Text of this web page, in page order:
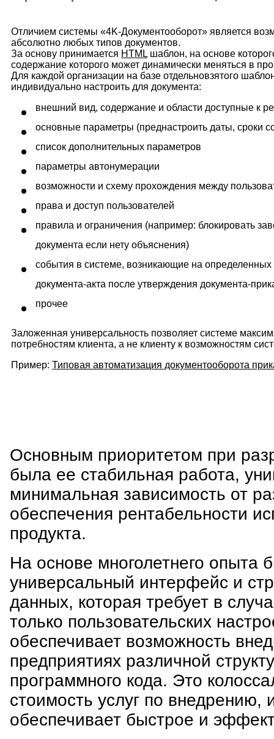
Отличием системы «4K-Документооборот» является
абсолютно любых типов документов.
За основу принимается HTML шаблон, на основе
содержание которого может динамически меняться в
Для каждой организации на базе отдельновзятого
индивидуально настроить для документа:
внешний вид, содержание и области доступные к
основные параметры (преднастроить даты, сроки
список дополнительных параметров
параметры автонумерации
возможности и схему прохождения между
права и доступ пользователей
правила и ограничения (например: блокировать
документа если нету объяснения)
события в системе, возникающие на
документа-акта после утверждения документа-
прочее
Заложенная универсальность позволяет системе
потребностям клиента, а не клиенту к возможностям
Пример: Типовая автоматизация документооборота
Основным приоритетом при
была ее стабильная работа,
минимальная зависимость от
обеспечения рентабельности
продукта.
На основе многолетнего опыта
универсальный интерфейс и
данных, которая требует в
только пользовательских
обеспечивает возможность
предприятиях различной
программного кода. Это
стоимость услуг по внедрению,
обеспечивает быстрое и